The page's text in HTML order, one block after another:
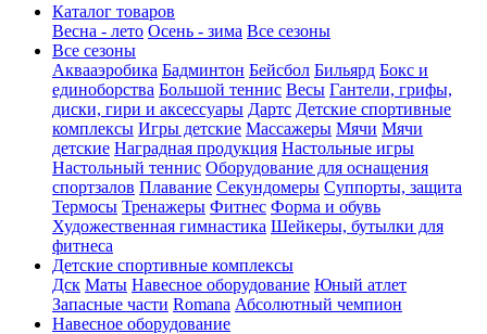
Каталог товаров
Весна - лето Осень - зима Все сезоны
Все сезоны
Аквааэробика Бадминтон Бейсбол Бильярд Бокс и
единоборства Большой теннис Весы Гантели, грифы,
диски, гири и аксессуары Дартс Детские спортивные
комплексы Игры детские Массажеры Мячи Мячи
детские Наградная продукция Настольные игры
Настольный теннис Оборудование для оснащения
спортзалов Плавание Секундомеры Суппорты, защита
Термосы Тренажеры Фитнес Форма и обувь
Художественная гимнастика Шейкеры, бутылки для
фитнеса
Детские спортивные комплексы
Дск Маты Навесное оборудование Юный атлет
Запасные части Romana Абсолютный чемпион
Навесное оборудование